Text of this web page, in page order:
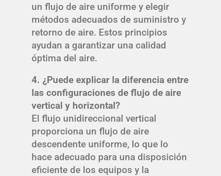
un flujo de aire uniforme y elegir
métodos adecuados de suministro y
retorno de aire. Estos principios
ayudan a garantizar una calidad
óptima del aire.
4. ¿Puede explicar la diferencia entre
las configuraciones de flujo de aire
vertical y horizontal?
El flujo unidireccional vertical
proporciona un flujo de aire
descendente uniforme, lo que lo
hace adecuado para una disposición
eficiente de los equipos y la